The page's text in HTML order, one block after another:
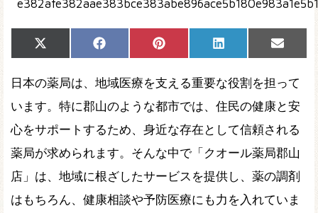
Share
on
X
(Twitter)
Share
on
Facebook Share
on
Pinterest Share
on
LinkedIn
Share
on
Email
日本の薬局は、地域医療を支える重要な役割を担って
います。特に郡山のような都市では、住民の健康と安
心をサポートするため、身近な存在として信頼される
薬局が求められます。そんな中で「クオール薬局郡山
店」は、地域に根ざしたサービスを提供し、薬の調剤
はもちろん、健康相談や予防医療にも力を入れていま